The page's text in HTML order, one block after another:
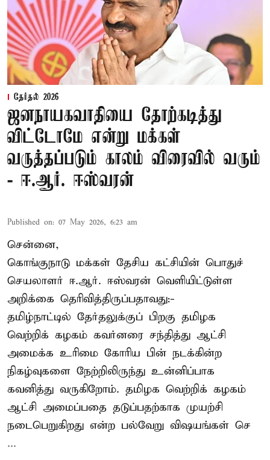
தேர்தல் 2026
ஜனநாயகவாதியை தோற்கடித்து
விட்டோமே என்று மக்கள்
வருத்தப்படும் காலம் விரைவில் வரும்
- ஈ.ஆர். ஈஸ்வரன்
Published on: 07 May 2026, 6:23 am
சென்னை,
கொங்குநாடு மக்கள் தேசிய கட்சியின் பொதுச்
செயலாளர் ஈ.ஆர். ஈஸ்வரன் வெளியிட்டுள்ள
அறிக்கை தெரிவித்திருப்பதாவது:-
தமிழ்நாட்டில் தேர்தலுக்குப் பிறகு தமிழக
வெற்றிக் கழகம் கவர்னரை சந்தித்து ஆட்சி
அமைக்க உரிமை கோரிய பின் நடக்கின்ற
நிகழ்வுகளை நேற்றிலிருந்து உன்னிப்பாக
கவனித்து வருகிறோம். தமிழக வெற்றிக் கழகம்
ஆட்சி அமைப்பதை தடுப்பதற்காக முயற்சி
நடைபெறுகிறது என்ற பல்வேறு விஷயங்கள் செ
...